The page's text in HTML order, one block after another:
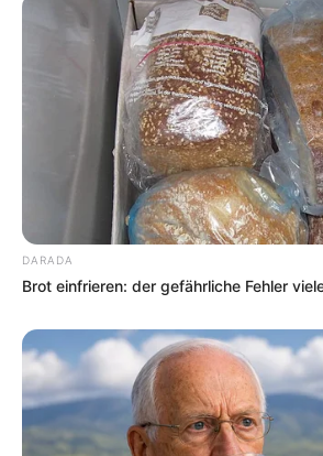
DARADA
Brot einfrieren: der gefährliche Fehler